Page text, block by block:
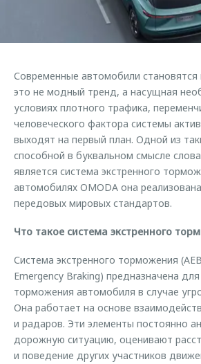
Кредитные программы
Аксессуары
Одежда и сувениры
Оригинальные аксессуары
Запчасти
Трейд-ин
Калькулятор трейд-ин
Клиентская поддержка
O&J Автоклуб
Приложение O&J
Аксессуары
Одежда и сувениры
Оригинальные аксессуары
Запчасти
Современные автомобили
это не модный тренд, а насущная
условиях плотного трафика,
человеческого фактора системы
выходят на первый план. Одной из
способной в буквальном смысле
является система экстренного
автомобилях OMODA она
передовых мировых стандартов.
Что такое система экстренного
Система экстренного торможения
Emergency Braking) предназначена
торможения автомобиля в случае
Она работает на основе
и радаров. Эти элементы постоянно
дорожную ситуацию, оценивают
и поведение других участников